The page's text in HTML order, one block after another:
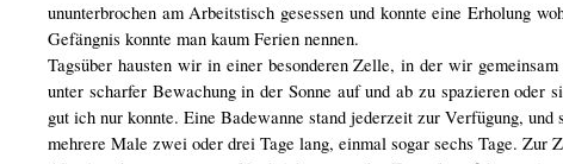
ununterbrochen am Arbeitstisch gesessen und konnte eine Erholung
Gefängnis konnte man kaum Ferien nennen.
Tagsüber hausten wir in einer besonderen Zelle, in der wir
unter scharfer Bewachung in der Sonne auf und ab zu spazieren
gut ich nur konnte. Eine Badewanne stand jederzeit zur Verfügung,
mehrere Male zwei oder drei Tage lang, einmal sogar sechs Tage.